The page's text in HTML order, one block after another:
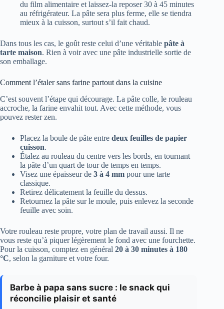
du film alimentaire et laissez-la reposer 30 à 45 minutes
au réfrigérateur. La pâte sera plus ferme, elle se tiendra
mieux à la cuisson, surtout s’il fait chaud.
Dans tous les cas, le goût reste celui d’une véritable pâte à
tarte maison. Rien à voir avec une pâte industrielle sortie de
son emballage.
Comment l’étaler sans farine partout dans la cuisine
C’est souvent l’étape qui décourage. La pâte colle, le rouleau
accroche, la farine envahit tout. Avec cette méthode, vous
pouvez rester zen.
Placez la boule de pâte entre deux feuilles de papier
cuisson.
Étalez au rouleau du centre vers les bords, en tournant
la pâte d’un quart de tour de temps en temps.
Visez une épaisseur de 3 à 4 mm pour une tarte
classique.
Retirez délicatement la feuille du dessus.
Retournez la pâte sur le moule, puis enlevez la seconde
feuille avec soin.
Votre rouleau reste propre, votre plan de travail aussi. Il ne
vous reste qu’à piquer légèrement le fond avec une fourchette.
Pour la cuisson, comptez en général 20 à 30 minutes à 180
°C, selon la garniture et votre four.
Barbe à papa sans sucre : le snack qui
réconcilie plaisir et santé